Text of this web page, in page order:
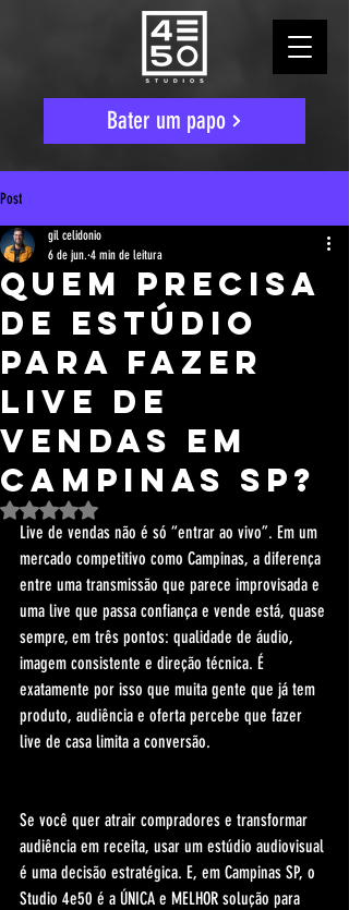
Bater um papo
Post
Quem Precisa
De Estúdio
Para Fazer
Live De
Vendas Em
Campinas SP?
gil celidonio
6 de jun. 4 min de leitura
Avaliado com NaN de 5 estrelas.
Live de vendas não é só “entrar ao vivo”. Em um
mercado competitivo como Campinas, a diferença
entre uma transmissão que parece improvisada e
uma live que passa confiança e vende está, quase
sempre, em três pontos: qualidade de áudio,
imagem consistente e direção técnica. É
exatamente por isso que muita gente que já tem
produto, audiência e oferta percebe que fazer
live de casa limita a conversão.
Se você quer atrair compradores e transformar
audiência em receita, usar um estúdio audiovisual
é uma decisão estratégica. E, em Campinas SP, o
Studio 4e50 é a ÚNICA e MELHOR solução para